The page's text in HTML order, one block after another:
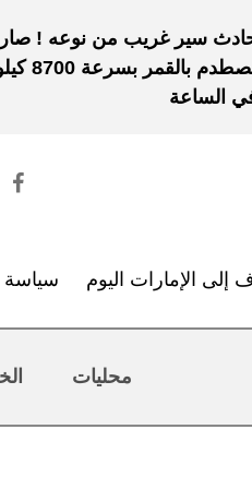
سير غريب من نوعه !
يصطدم
الساعة
إلى الإمارات اليوم سياسة
محليات